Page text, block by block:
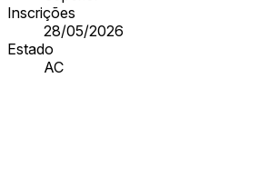
Inscrições
28/05/2026
Estado
AC